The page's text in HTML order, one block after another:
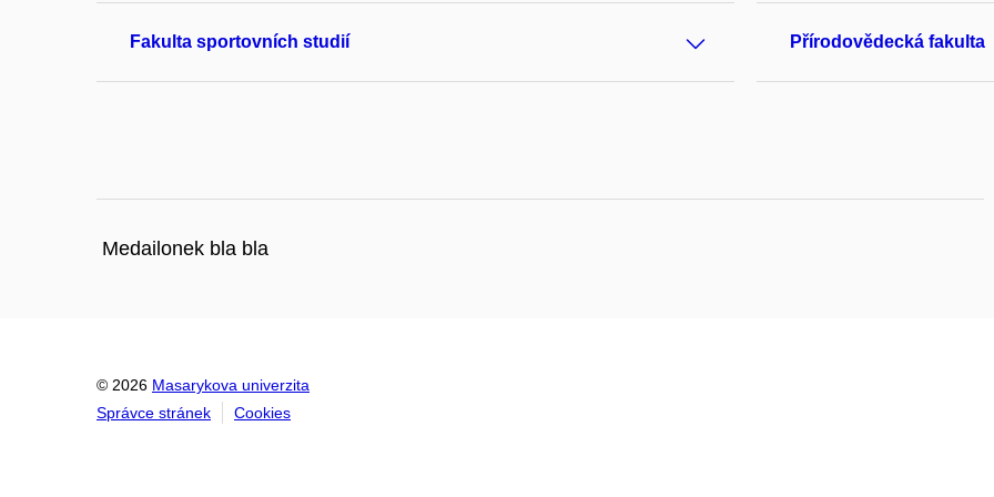
Fakulta sportovních studií Přírodovědecká fakulta
Medailonek bla bla
© 2026 Masarykova univerzita
Správce stránek
Cookies